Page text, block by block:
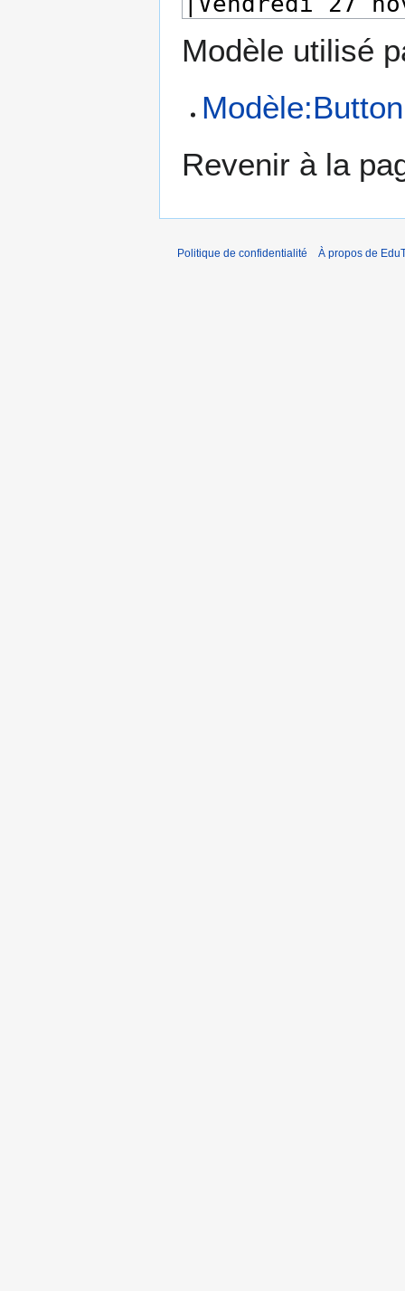
Modèle utilisé
Modèle:Button
Revenir à la
Politique de confidentialité À propos de